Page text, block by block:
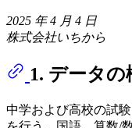
2025 年 4 月 4 日
株式会社いちから
1. データの
中学および高校の試